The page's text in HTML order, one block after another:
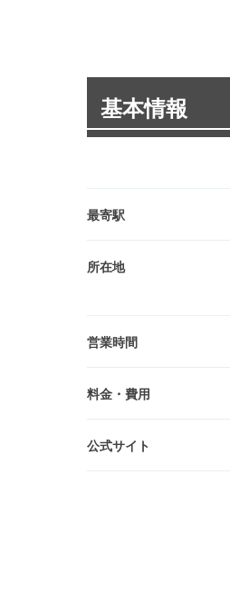
基本情報
最寄駅
所在地
営業時間
料金・費用
公式サイト